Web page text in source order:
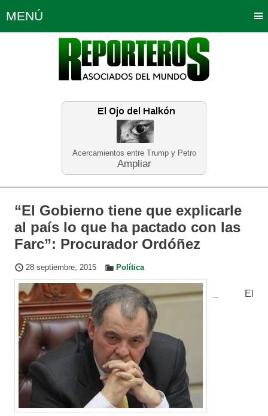
Acercamientos entre Trump y Petro
Ampliar
MENÚ
Política Opinión Bogotá
Planeta Tierra Deportes
Educación Neira
“El Gobierno tiene que explicarle
al país lo que ha pactado con las
Farc”: Procurador Ordóñez
28 septiembre, 2015 Política
El